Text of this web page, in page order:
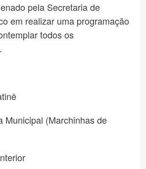
pela Secretaria de
em realizar uma programação
todos os
Municipal (Marchinhas de